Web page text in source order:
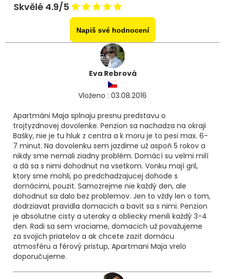
Skvělé 4.9/5
Napiš své hodnocení
Eva Rebrová
Vloženo : 03.08.2016
Apartmáni Maja splnaju presnu predstavu o
trojtyzdnovej dovolenke. Penzion sa nachadza na okraji
Bašky, nie je tu hluk z centra a k moru je to pesi max. 6-
7 minut. Na dovolenku sem jazdime už aspoň 5 rokov a
nikdy sme nemali ziadny problém. Domácí su velmi milí
a dá sa s nimi dohodnut na vsetkom. Vonku mají gril,
ktory sme mohli, po predchadzajucej dohode s
domácimi, pouzit. Samozrejme nie každý den, ale
dohodnut sa dalo bez problemov. Jen to vždy len o tom,
dodrziavat pravidla domacich a bavit sa s nimi. Penzion
je absolutne cisty a uteraky a obliecky menili každý 3-4
den. Radi sa sem vraciame, domacich už považujeme
za svojich priatelov a ak chcete zazit domácu
atmosféru a férový pristup, Apartmani Maja vrelo
doporučujeme.